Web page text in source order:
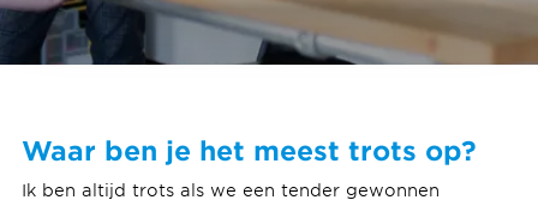
Waar ben je het meest trots op?
Ik ben altijd trots als we een tender gewonnen